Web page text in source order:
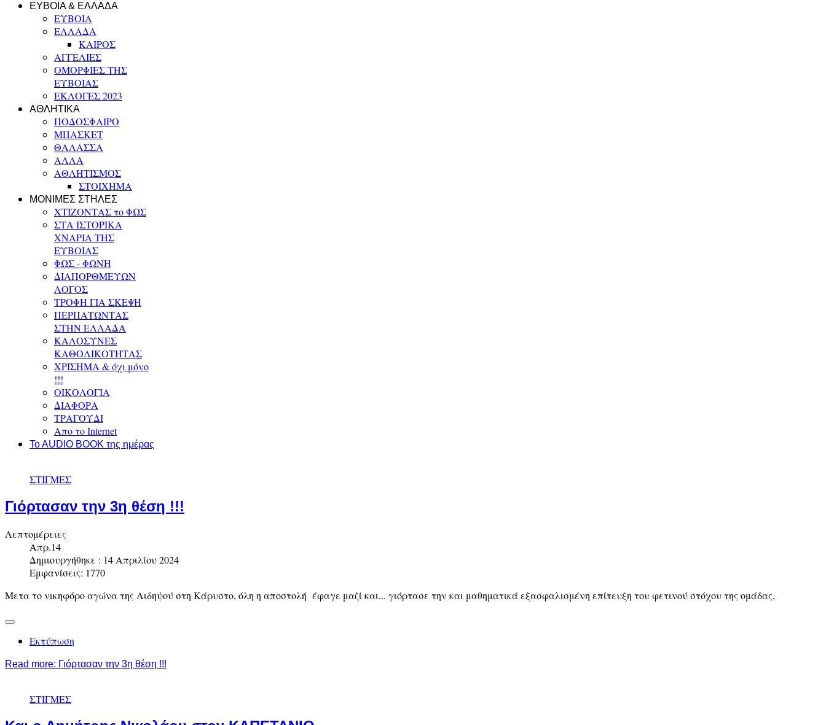
ΕΥΒΟΙΑ & ΕΛΛΑΔΑ
ΕΥΒΟΙΑ
ΕΛΛΑΔΑ
ΚΑΙΡΟΣ
ΑΓΓΕΛΙΕΣ
ΟΜΟΡΦΙΕΣ ΤΗΣ
ΕΥΒΟΙΑΣ
ΕΚΛΟΓΕΣ 2023
ΑΘΛΗΤΙΚΑ
ΠΟΔΟΣΦΑΙΡΟ
ΜΠΑΣΚΕΤ
ΘΑΛΑΣΣΑ
ΑΛΛΑ
ΑΘΛΗΤΙΣΜΟΣ
ΣΤΟΙΧΗΜΑ
ΜΟΝΙΜΕΣ ΣΤΗΛΕΣ
ΧΤΙΖΟΝΤΑΣ το ΦΩΣ
ΣΤΑ ΙΣΤΟΡΙΚΑ
ΧΝΑΡΙΑ ΤΗΣ
ΕΥΒΟΙΑΣ
ΦΩΣ - ΦΩΝΗ
ΔΙΑΠΟΡΘΜΕΥΩΝ
ΛΟΓΟΣ
ΤΡΟΦΗ ΓΙΑ ΣΚΕΨΗ
ΠΕΡΠΑΤΩΝΤΑΣ
ΣΤΗΝ ΕΛΛΑΔΑ
ΚΑΛΟΣΥΝΕΣ
ΚΑΘΟΛΙΚΟΤΗΤΑΣ
ΧΡΙΣΗΜΑ & όχι μόνο
!!!
ΟΙΚΟΛΟΓΙΑ
ΔΙΑΦΟΡΑ
ΤΡΑΓΟΥΔΙ
Απο το Internet
To AUDIO BOOK της ημέρας
ΣΤΙΓΜΕΣ
Γιόρτασαν την 3η θέση !!!
Λεπτομέρειες
Απρ.14
Δημιουργήθηκε : 14 Απριλίου 2024
Εμφανίσεις: 1770
Μετα το νικηφόρο αγώνα της Αιδηψού στη Κάρυστο, όλη η αποστολή έφαγε μαζί και... γιόρτασε την και μαθηματικά εξασφαλισμένη επίτευξη του φετινού στόχου της ομάδας,
Εκτύπωση
Read more: Γιόρτασαν την 3η θέση !!!
ΣΤΙΓΜΕΣ